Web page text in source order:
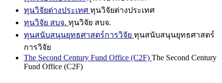
ทุนวิจัยต่างประเทศ ทุนวิจัยต่างประเทศ
ทุนวิจัย สบจ. ทุนวิจัย สบจ.
ทุนสนับสนุนยุทธศาสตร์การวิจัย ทุนสนับสนุนยุทธศาสตร์
การวิจัย
The Second Century Fund Office (C2F) The Second Century
Fund Office (C2F)